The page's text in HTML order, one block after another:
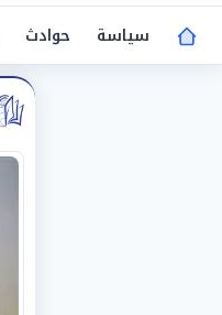
سياسة
حوادث